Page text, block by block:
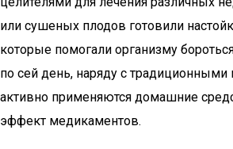
или сушеных плодов готовили
которые помогали организму
по сей день, наряду с традиционными
активно применяются домашние
эффект медикаментов.